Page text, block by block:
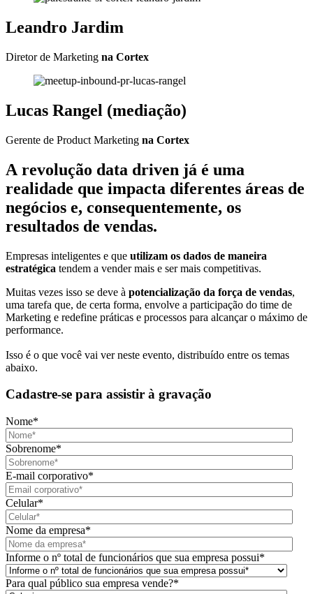
Leandro Jardim
Diretor de Marketing na Cortex
Lucas Rangel (mediação)
Gerente de Product Marketing na Cortex
A revolução data driven já é uma
realidade que impacta diferentes áreas de
negócios e, consequentemente, os
resultados de vendas.
Empresas inteligentes e que utilizam os dados de maneira
estratégica tendem a vender mais e ser mais competitivas.
Muitas vezes isso se deve à potencialização da força de vendas,
uma tarefa que, de certa forma, envolve a participação do time de
Marketing e redefine práticas e processos para alcançar o máximo de
performance.
Isso é o que você vai ver neste evento, distribuído entre os temas
abaixo.
Cadastre-se para assistir à gravação
Nome*
Sobrenome*
E-mail corporativo*
Celular*
Nome da empresa*
Informe o nº total de funcionários que sua empresa possui*
Para qual público sua empresa vende?*